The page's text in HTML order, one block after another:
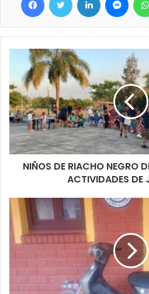
NIÑOS DE RIACHO NEGRO
ACTIVIDADES DE